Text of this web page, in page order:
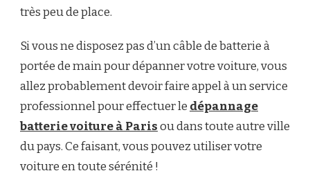
très peu de place.
Si vous ne disposez pas d’un câble de batterie à
portée de main pour dépanner votre voiture, vous
allez probablement devoir faire appel à un service
professionnel pour effectuer le dépannage
batterie voiture à Parisou dans toute autre ville
du pays. Ce faisant, vous pouvez utiliser votre
voiture en toute sérénité !